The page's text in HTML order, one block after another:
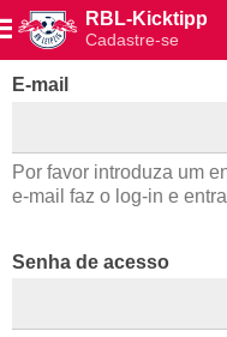
RBL-Kicktipp
Cadastre-se
E-mail
Por favor introduza um
e-mail faz o log-in e
Senha de acesso